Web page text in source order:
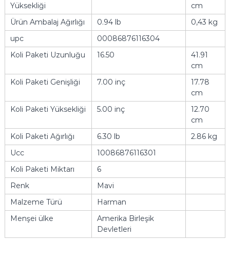
Yüksekliği
cm
Ürün Ambalaj Ağırlığı
0.94 lb
0,43 kg
upc
00086876116304
Koli Paketi Uzunluğu
16.50
41.91
cm
Koli Paketi Genişliği
7.00 inç
17.78
cm
Koli Paketi Yüksekliği
5.00 inç
12.70
cm
Koli Paketi Ağırlığı
6.30 lb
2.86 kg
Ucc
10086876116301
Koli Paketi Miktarı
6
Renk
Mavi
Malzeme Türü
Harman
Menşei ülke
Amerika Birleşik
Devletleri